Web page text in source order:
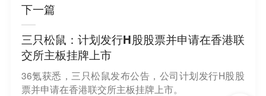
下一篇
三只松鼠：计划发行H股股票并申请在香港联
交所主板挂牌上市
36氪获悉，三只松鼠发布公告，公司计划发行H股股
票并申请在香港联交所主板挂牌上市。